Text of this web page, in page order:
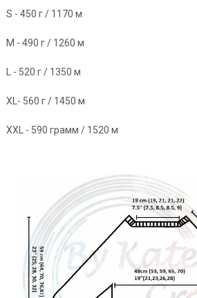
S - 450 г / 1170 м
М - 490 г / 1260 м
L - 520 г / 1350 м
XL- 560 г / 1450 м
XXL - 590 грамм / 1520 м